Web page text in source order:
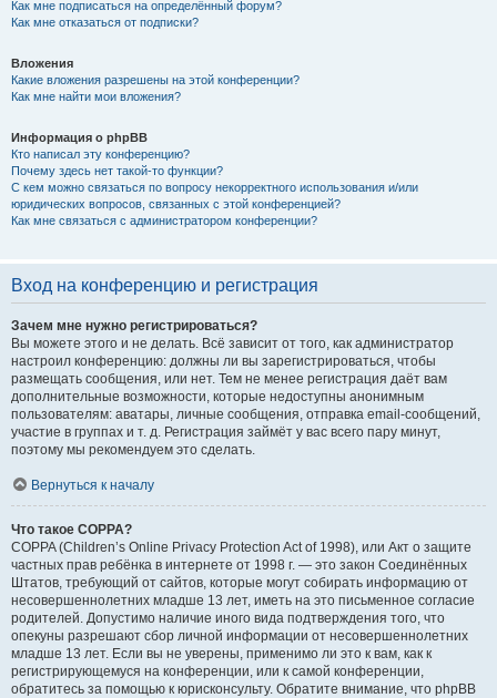
Как мне подписаться на определённый форум?
Как мне отказаться от подписки?
Вложения
Какие вложения разрешены на этой конференции?
Как мне найти мои вложения?
Информация о phpBB
Кто написал эту конференцию?
Почему здесь нет такой-то функции?
С кем можно связаться по вопросу некорректного использования и/или
юридических вопросов, связанных с этой конференцией?
Как мне связаться с администратором конференции?
Вход на конференцию и регистрация
Зачем мне нужно регистрироваться?
Вы можете этого и не делать. Всё зависит от того, как администратор
настроил конференцию: должны ли вы зарегистрироваться, чтобы
размещать сообщения, или нет. Тем не менее регистрация даёт вам
дополнительные возможности, которые недоступны анонимным
пользователям: аватары, личные сообщения, отправка email-сообщений,
участие в группах и т. д. Регистрация займёт у вас всего пару минут,
поэтому мы рекомендуем это сделать.
Вернуться к началу
Что такое COPPA?
COPPA (Children’s Online Privacy Protection Act of 1998), или Акт о защите
частных прав ребёнка в интернете от 1998 г. — это закон Соединённых
Штатов, требующий от сайтов, которые могут собирать информацию от
несовершеннолетних младше 13 лет, иметь на это письменное согласие
родителей. Допустимо наличие иного вида подтверждения того, что
опекуны разрешают сбор личной информации от несовершеннолетних
младше 13 лет. Если вы не уверены, применимо ли это к вам, как к
регистрирующемуся на конференции, или к самой конференции,
обратитесь за помощью к юрисконсульту. Обратите внимание, что phpBB